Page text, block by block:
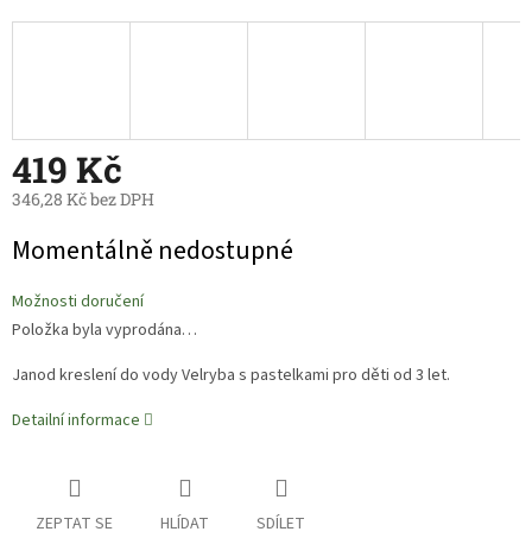
419 Kč
346,28 Kč bez DPH
cena:
Momentálně nedostupné
Možnosti doručení
Položka byla vyprodána…
Janod kreslení do vody Velryba s pastelkami pro děti od 3 let.
Detailní informace
ZEPTAT SE HLÍDAT SDÍLET